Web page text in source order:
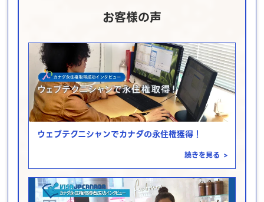
お客様の声
ウェブテクニシャンでカナダの永住権獲得！
続きを見る >